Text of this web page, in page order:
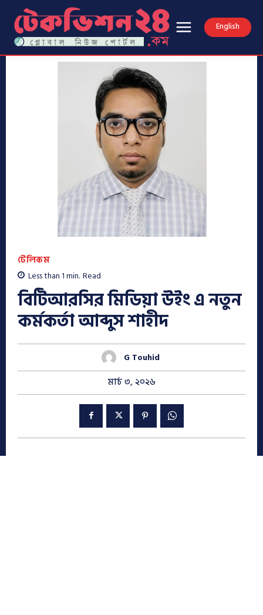
English
টেলিকম
Less than 1min. Read
বিটিআরসির মিডিয়া উইং এ নতুন
কর্মকর্তা আব্দুস শাহীদ
G Touhid
মার্চ ৩, ২০২৬